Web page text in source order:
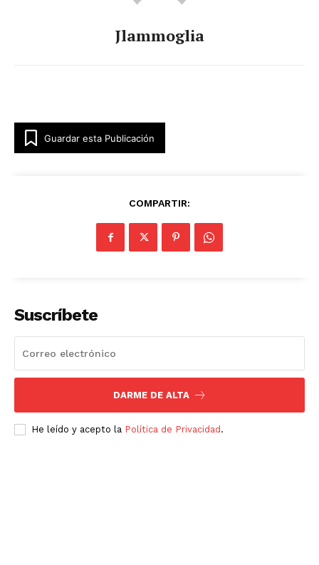
Jlammoglia
Guardar esta Publicación
COMPARTIR:
Suscríbete
DARME DE ALTA
He leído y acepto la Política de Privacidad .